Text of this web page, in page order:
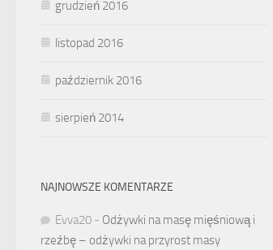
grudzień 2016
listopad 2016
październik 2016
sierpień 2014
NAJNOWSZE KOMENTARZE
Evva20 - Odżywki na masę mięśniową i
rzeźbę – odżywki na przyrost masy